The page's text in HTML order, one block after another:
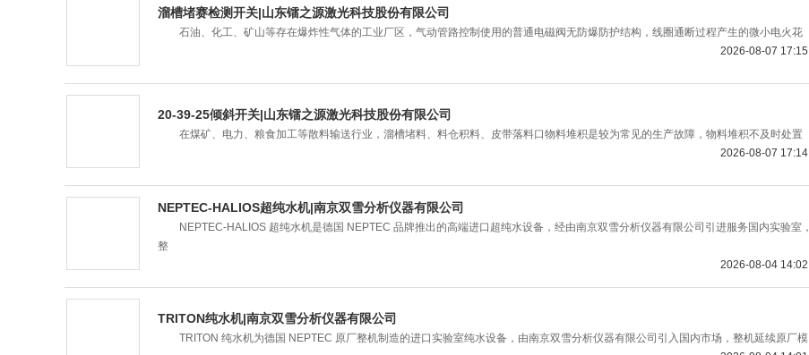
溜槽堵赛检测开关|山东镭之源激光科技股份有限公司
石油、化工、矿山等存在爆炸性气体的工业厂区，气动管路控制使用的普通电磁阀无防爆防护结构，线圈通断过程产生的微小电火花
2026-08-07 17:15
20-39-25倾斜开关|山东镭之源激光科技股份有限公司
在煤矿、电力、粮食加工等散料输送行业，溜槽堵料、料仓积料、皮带落料口物料堆积是较为常见的生产故障，物料堆积不及时处置
2026-08-07 17:14
NEPTEC-HALIOS超纯水机|南京双雪分析仪器有限公司
NEPTEC-HALIOS 超纯水机是德国 NEPTEC 品牌推出的高端进口超纯水设备，经由南京双雪分析仪器有限公司引进服务国内实验室，
整
2026-08-04 14:02
TRITON纯水机|南京双雪分析仪器有限公司
TRITON 纯水机为德国 NEPTEC 原厂整机制造的进口实验室纯水设备，由南京双雪分析仪器有限公司引入国内市场，整机延续原厂模